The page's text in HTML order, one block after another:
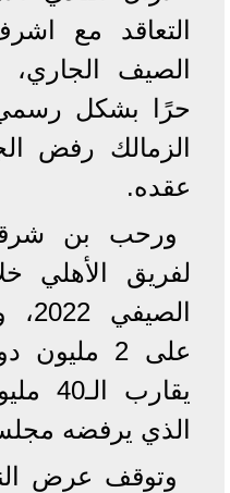
التعاقد مع
الصيف
حرًا بشكل
الزمالك رفض
عقده.
ورحب بن
لفريق الأهلي
على 2
الذي يرفضه